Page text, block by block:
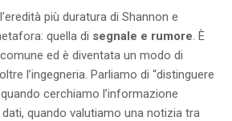
più duratura di Shannon e
quella di segnale e rumore . È
ed è diventata un modo di
l’ingegneria. Parliamo di “distinguere
cerchiamo l’informazione
quando valutiamo una notizia tra